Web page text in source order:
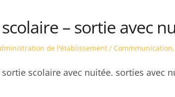
– sortie avec
de l'établissement / Commmunication,
scolaire avec nuitée. sorties avec